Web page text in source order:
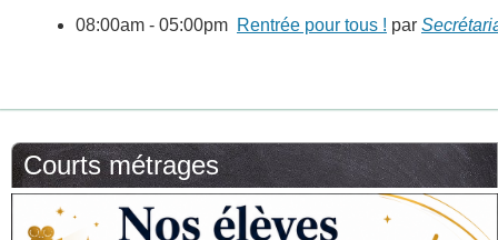
08:00am - 05:00pm Rentrée pour tous ! par
Courts métrages